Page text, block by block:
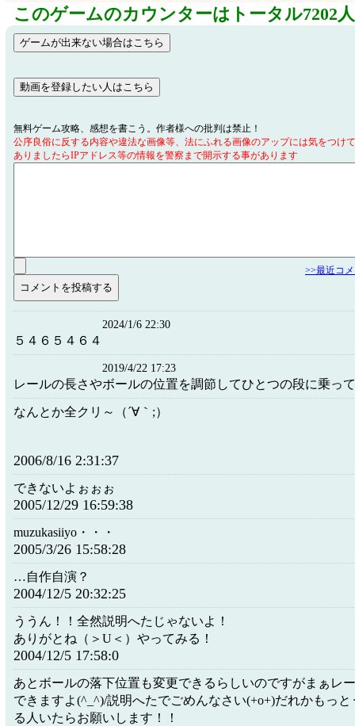
このゲームのカウンターはトータル7202
無料ゲーム攻略、感想を書こう。作者様への批判は禁止！
公序良俗に反する内容や違法な画像等、法にふれる画像のアップには気をつけ
ありましたらIPアドレス等の情報を警察まで開示する事があります
>>最近コ
2024/1/6 22:30
５４６５４６４
2019/4/22 17:23
レールの長さやボールの位置を調節してひとつの段に乗っ
なんとか全クリ～（´∀｀;）
2006/8/16 2:31:37
できないよぉぉぉ
2005/12/29 16:59:38
muzukasiiyo・・・
2005/3/26 15:58:28
…自作自演？
2004/12/5 20:32:25
ううん！！全然説明へたじゃないよ！
ありがとね（＞U＜）やってみる！
2004/12/5 17:58:0
あとボールの落下位置も変更できるらしいのですがまぁレ
できますよ(^_^)/説明へたでごめんなさい(+o+)だれかもっ
る人いたらお願いします！！